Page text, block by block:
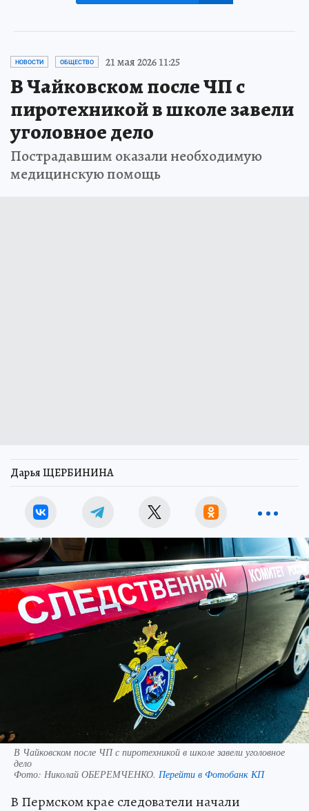
НОВОСТИ ОБЩЕСТВО 21 мая 2026 11:25
В Чайковском после ЧП с
пиротехникой в школе завели
уголовное дело
Пострадавшим оказали необходимую
медицинскую помощь
Дарья ЩЕРБИНИНА
В Чайковском после ЧП с пиротехникой в школе завели уголовное
дело
Фото: Николай ОБЕРЕМЧЕНКО. Перейти в Фотобанк КП
В Пермском крае следователи начали